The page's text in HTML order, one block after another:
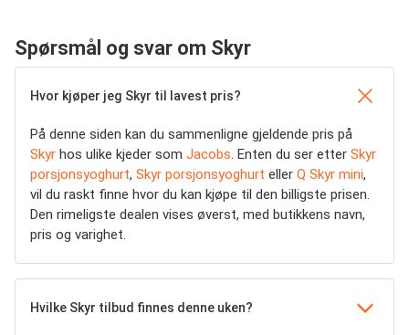
Spørsmål og svar om Skyr
Hvor kjøper jeg Skyr til lavest pris?
På denne siden kan du sammenligne gjeldende pris på
Skyr hos ulike kjeder som Jacobs. Enten du ser etter Skyr
porsjonsyoghurt, Skyr porsjonsyoghurt eller Q Skyr mini,
vil du raskt finne hvor du kan kjøpe til den billigste prisen.
Den rimeligste dealen vises øverst, med butikkens navn,
pris og varighet.
Hvilke Skyr tilbud finnes denne uken?